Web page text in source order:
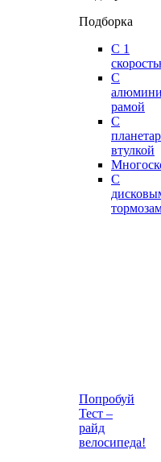
Подборка
С 1
С
рамой
С
втулкой
С
Попробуй
Тест –
райд
велосипеда!